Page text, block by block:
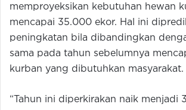
memproyeksikan kebutuhan hewan
mencapai 35.000 ekor. Hal ini
peningkatan bila dibandingkan
sama pada tahun sebelumnya
kurban yang dibutuhkan masyarakat.
“Tahun ini diperkirakan naik menjadi